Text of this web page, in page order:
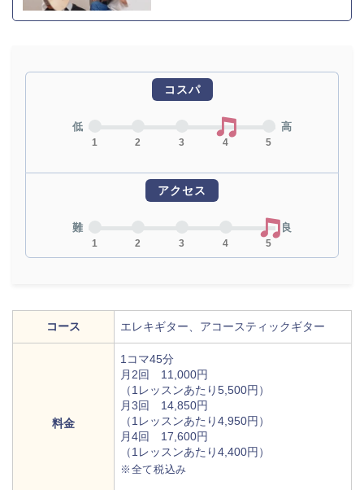
コスパ
低
1 2 3 4 5
高
アクセス
難
1 2 3 4 5
良
コース エレキギター、アコースティックギター
料金
1コマ45分
月2回 11,000円
（1レッスンあたり5,500円）
月3回 14,850円
（1レッスンあたり4,950円）
月4回 17,600円
（1レッスンあたり4,400円）
※全て税込み
地図から探す